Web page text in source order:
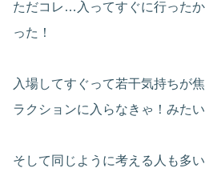
ただコレ…入ってすぐに行った
った！
入場してすぐって若干気持ちが
ラクションに入らなきゃ！みた
そして同じように考える人も多